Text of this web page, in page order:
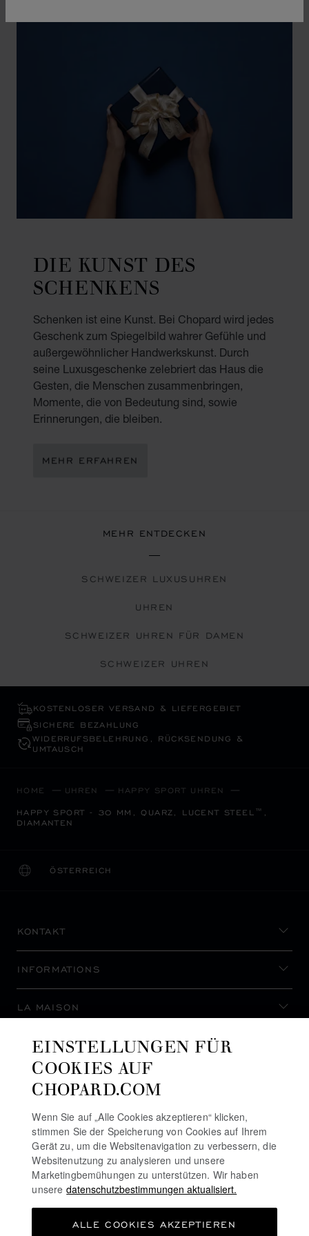
DIE KUNST DES
SCHENKENS
Schenken ist eine Kunst. Bei Chopard wird jedes
Geschenk zum Spiegelbild wahrer Gefühle und
außergewöhnlicher Handwerkskunst. Durch
seine Luxusgeschenke zelebriert das Haus die
Gesten, die Menschen zusammenbringen,
Momente, die von Bedeutung sind, sowie
Erinnerungen, die bleiben.
MEHR ERFAHREN
MEHR ENTDECKEN
SCHWEIZER LUXUSUHREN
UHREN
SCHWEIZER UHREN FÜR DAMEN
SCHWEIZER UHREN
KOSTENLOSER VERSAND & LIEFERGEBIET
SICHERE BEZAHLUNG
WIDERRUFS­BELEHRUNG, RÜCKSENDUNG &
UMTAUSCH
HOME UHREN HAPPY SPORT UHREN
HAPPY SPORT - 30 MM, QUARZ, LUCENT STEEL™,
DIAMANTEN
ÖSTERREICH
LOKALISIERUNG (LAND ÄNDERN)
LAND ÄNDERN
KONTAKT
INFORMATIONS
LA MAISON
AUF DEM LAUFENDEN BLEIBEN
NEWSLETTER ABONNIEREN
COOKIE-RICHTLINIE
EINSTELLUNGEN FÜR
COOKIES AUF
CHOPARD.COM
Wenn Sie auf „Alle Cookies akzeptieren“ klicken,
stimmen Sie der Speicherung von Cookies auf Ihrem
Gerät zu, um die Websitenavigation zu verbessern, die
Websitenutzung zu analysieren und unsere
Marketingbemühungen zu unterstützen. Wir haben
unsere datenschutzbestimmungen aktualisiert.
ALLE COOKIES AKZEPTIEREN